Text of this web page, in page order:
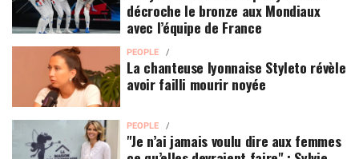
décroche le bronze aux Mondiaux
avec l’équipe de France
PEOPLE
La chanteuse lyonnaise Styleto révèle
avoir failli mourir noyée
PEOPLE
"Je n’ai jamais voulu dire aux femmes